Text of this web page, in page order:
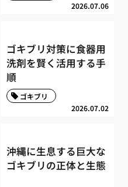
2026.07.06
ゴキブリ対策に食器用
洗剤を賢く活用する手
順
2026.07.02
ゴキブリ
沖縄に生息する巨大な
ゴキブリの正体と生態